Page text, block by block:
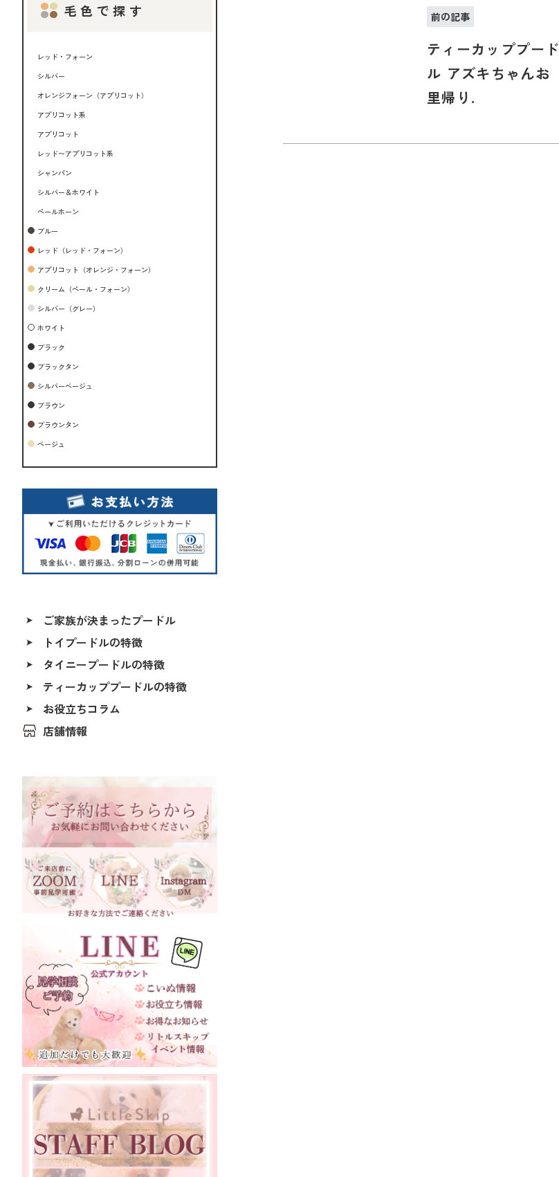
前の記事
ティーカッププード
ル アズキちゃんお
里帰り.
毛色で探す
レッド・フォーン
シルバー
オレンジフォーン（アプリコット）
アプリコット系
アプリコット
レッド〜アプリコット系
シャンパン
シルバー＆ホワイト
ペールホーン
ブルー
レッド（レッド・フォーン）
アプリコット（オレンジ・フォーン）
クリーム（ペール・フォーン）
シルバー（グレー）
ホワイト
ブラック
ブラックタン
シルバーベージュ
ブラウン
ブラウンタン
ベージュ
ご家族が決まったプードル
ALL
香川県
福島県
茨城県
埼玉県
神奈川県
石川県
福井県
岐阜県
静岡県
長野県
愛知県
三重県
滋賀県
兵庫県
奈良県
和歌山県
鳥取県
島根県
岡山県
広島県
山口県
徳島県
愛媛県
福岡県
宮崎県
鹿児島県
トイプードルの特徴
タイニープードルの特徴
ティーカッププードルの特徴
お役立ちコラム
店舗情報